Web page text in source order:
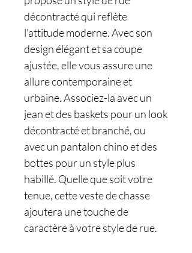
décontracté qui reflète
l'attitude moderne. Avec son
design élégant et sa coupe
ajustée, elle vous assure une
allure contemporaine et
urbaine. Associez-la avec un
jean et des baskets pour un look
décontracté et branché, ou
avec un pantalon chino et des
bottes pour un style plus
habillé. Quelle que soit votre
tenue, cette veste de chasse
ajoutera une touche de
caractère à votre style de rue.